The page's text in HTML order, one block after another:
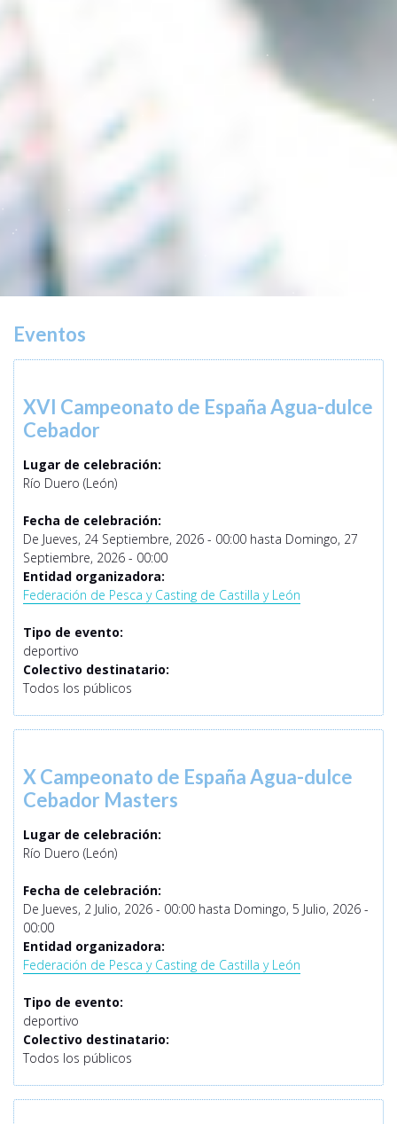
Eventos
XVI Campeonato de España Agua-dulce
Cebador
Lugar de celebración:
Río Duero (León)
Fecha de celebración:
De Jueves, 24 Septiembre, 2026 - 00:00 hasta Domingo, 27
Septiembre, 2026 - 00:00
Entidad organizadora:
Federación de Pesca y Casting de Castilla y León
Tipo de evento:
deportivo
Colectivo destinatario:
Todos los públicos
X Campeonato de España Agua-dulce
Cebador Masters
Lugar de celebración:
Río Duero (León)
Fecha de celebración:
De Jueves, 2 Julio, 2026 - 00:00 hasta Domingo, 5 Julio, 2026 -
00:00
Entidad organizadora:
Federación de Pesca y Casting de Castilla y León
Tipo de evento:
deportivo
Colectivo destinatario:
Todos los públicos